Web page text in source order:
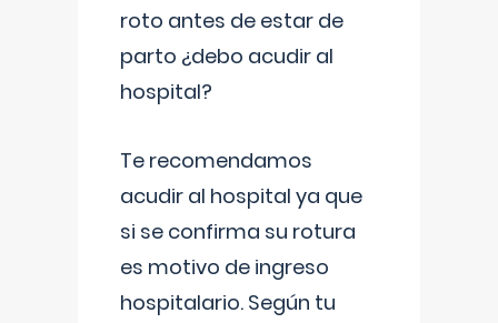
roto antes de estar de
parto ¿debo acudir al
hospital?
Te recomendamos
acudir al hospital ya que
si se confirma su rotura
es motivo de ingreso
hospitalario. Según tu